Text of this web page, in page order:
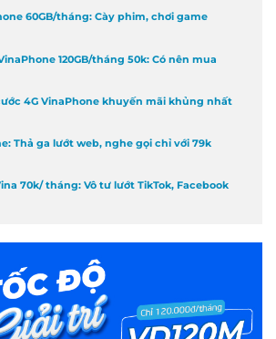
60GB/tháng: Cày phim, chơi game
120GB/tháng 50k: Có nên mua
4G VinaPhone khuyến mãi khủng nhất
Thả ga lướt web, nghe gọi chỉ với 79k
70k/ tháng: Vô tư lướt TikTok, Facebook